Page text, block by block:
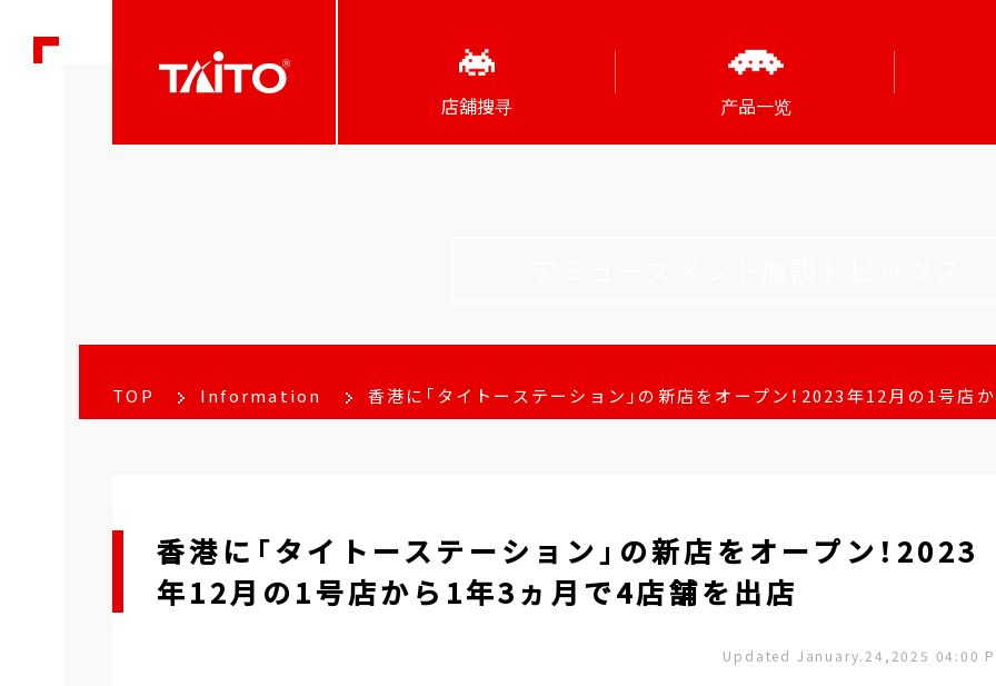
店舖搜寻 产品一览
TOP Information 香港に「タイトーステーション」の新店をオープン！2023年12月の1号店
香港に「タイトーステーション」の新店をオープン！2023
年12月の1号店から1年3ヵ月で4店舗を出店
Updated January.24,2025 04:00